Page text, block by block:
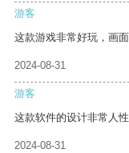
游客
这款游戏非常好玩，画
2024-08-31
游客
这款软件的设计非常人
2024-08-31